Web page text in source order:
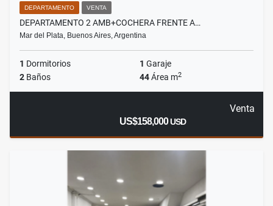
DEPARTAMENTO VENTA
DEPARTAMENTO 2 AMB+COCHERA FRENTE A…
Mar del Plata, Buenos Aires, Argentina
1 Dormitorios 1 Garaje
2 Baños 44Área m2
Venta
US$158,000USD